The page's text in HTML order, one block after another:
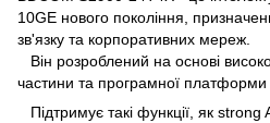
10GE нового покоління,
зв'язку та корпоративних мереж.
Він розроблений на основі
частини та програмної платформи
Підтримує такі функції, як strong